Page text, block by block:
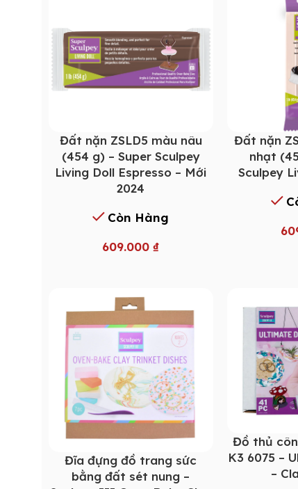
Đất nặn ZSLD5 màu nâu
(454 g) – Super Sculpey
Living Doll Espresso – Mới
2024
Còn Hàng
609.000₫
Đất nặn
nhạt
Sculpey
Đĩa đựng đồ trang sức
bằng đất sét nung –
Đồ thủ
K3 6075 –
–